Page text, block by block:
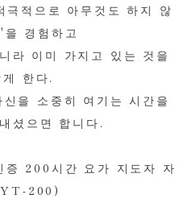
적으로 아무것도 하지 않
경험하고
라 이미 가지고 있는 것을
게 한다.
을 소중히 여기는 시간을
셨으면 합니다.
증 200시간 요가 지도자 자
200)